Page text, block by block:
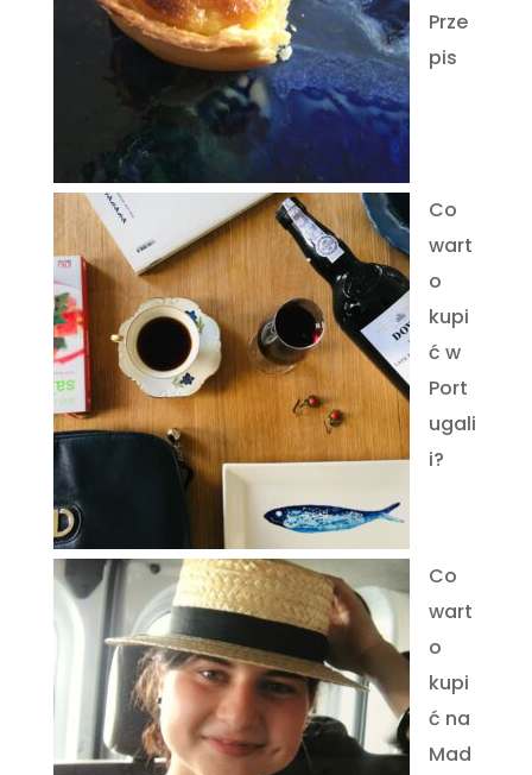
Prze
pis
Co
wart
o
kupi
ć w
Port
ugali
i?
Co
wart
o
kupi
ć na
Mad